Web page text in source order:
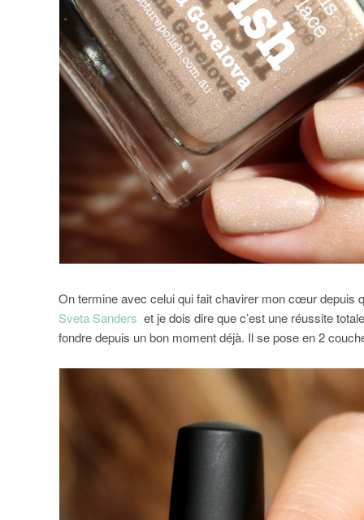
On termine avec celui qui fait chavirer mon cœur depuis
Sveta Sanders et je dois dire que c’est une réussite
fondre depuis un bon moment déjà. Il se pose en 2